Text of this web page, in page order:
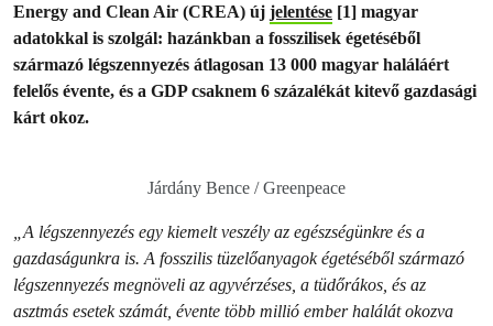
Energy and Clean Air (CREA) új jelentése [1] magyar
adatokkal is szolgál: hazánkban a fosszilisek égetéséből
származó légszennyezés átlagosan 13 000 magyar haláláért
felelős évente, és a GDP csaknem 6 százalékát kitevő gazdasági
kárt okoz.
Járdány Bence / Greenpeace
„A légszennyezés egy kiemelt veszély az egészségünkre és a
gazdaságunkra is. A fosszilis tüzelőanyagok égetéséből származó
légszennyezés megnöveli az agyvérzéses, a tüdőrákos, és az
asztmás esetek számát, évente több millió ember halálát okozva